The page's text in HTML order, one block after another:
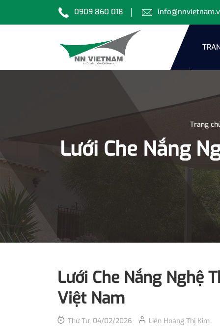
0909 860 018
Trang
Lưới Che Nắng
Lưới Che Nắng Nghệ
Việt Nam
Thứ Tư, 04/02/2026 Liên Hoàng Thị Kim